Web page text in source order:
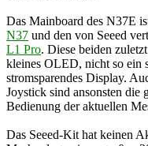
Das Mainboard des N37E
N37 und den von Seeed
L1 Pro. Diese beiden
kleines OLED, nicht so ein
stromsparendes Display.
Joystick sind ansonsten die
Bedienung der aktuellen
Das Seeed-Kit hat keinen